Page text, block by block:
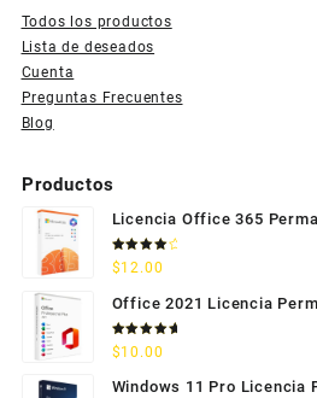
Todos los productos
Lista de deseados
Cuenta
Preguntas Frecuentes
Blog
Productos
Licencia Office 365
Valorado
con4.33
$12.00
Office 2021 Licencia
Valorado
con 5.00
$10.00
Windows 11 Pro Licencia